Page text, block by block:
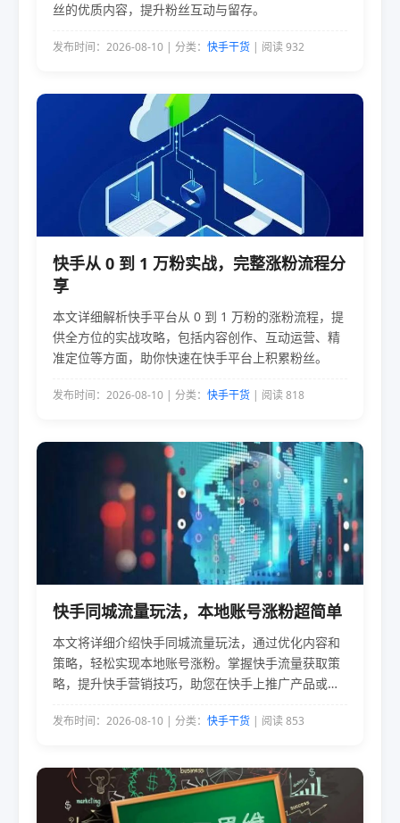
丝的优质内容，提升粉丝互动与留存。
发布时间：2026-08-10 | 分类： 快手干货 | 阅读 932
快手从 0 到 1 万粉实战，完整涨粉流程分
享
本文详细解析快手平台从 0 到 1 万粉的涨粉流程，提
供全方位的实战攻略，包括内容创作、互动运营、精
准定位等方面，助你快速在快手平台上积累粉丝。
发布时间：2026-08-10 | 分类： 快手干货 | 阅读 818
快手同城流量玩法，本地账号涨粉超简单
本文将详细介绍快手同城流量玩法，通过优化内容和
策略，轻松实现本地账号涨粉。掌握快手流量获取策
略，提升快手营销技巧，助您在快手上推广产品或服
发布时间：2026-08-10 | 分类： 快手干货 | 阅读 853